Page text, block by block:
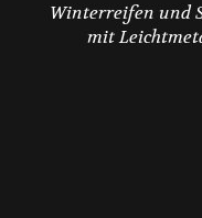
Winterreifen und
mit